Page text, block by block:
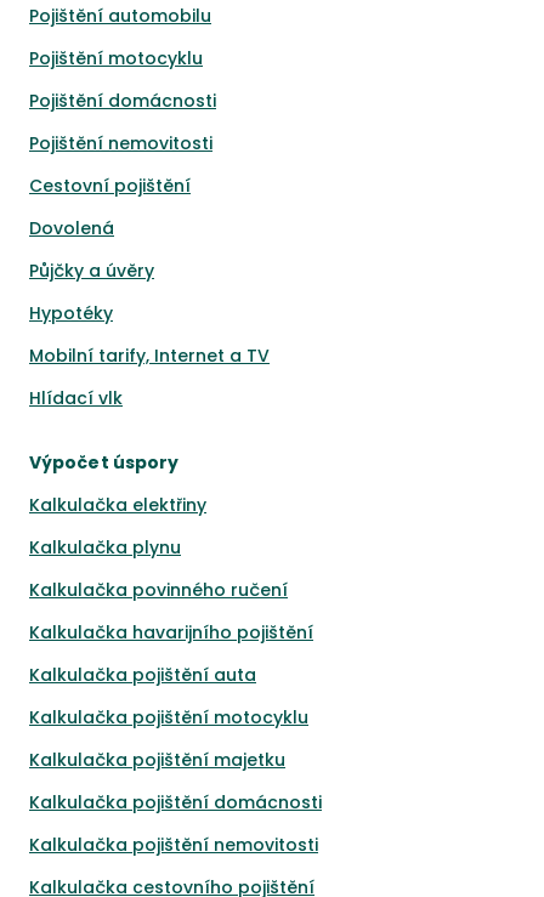
Pojištění automobilu
Pojištění motocyklu
Pojištění domácnosti
Pojištění nemovitosti
Cestovní pojištění
Dovolená
Půjčky a úvěry
Hypotéky
Mobilní tarify, Internet a TV
Hlídací vlk
Výpočet úspory
Kalkulačka elektřiny
Kalkulačka plynu
Kalkulačka povinného ručení
Kalkulačka havarijního pojištění
Kalkulačka pojištění auta
Kalkulačka pojištění motocyklu
Kalkulačka pojištění majetku
Kalkulačka pojištění domácnosti
Kalkulačka pojištění nemovitosti
Kalkulačka cestovního pojištění